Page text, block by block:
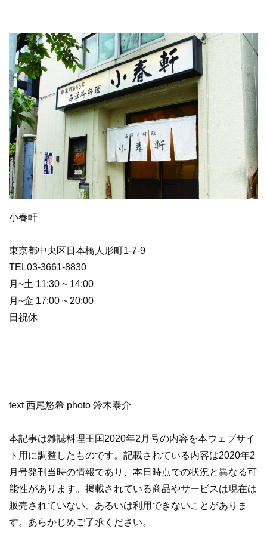
小春軒
東京都中央区日本橋人形町1-7-9
TEL03-3661-8830
月~土 11:30 ~ 14:00
月~金 17:00 ~ 20:00
日祝休
text 西尾悠希 photo 鈴木泰介
本記事は雑誌料理王国2020年2月号の内容を本ウェブサイ
ト用に調整したものです。記載されている内容は2020年2
月号発刊当時の情報であり、本日時点での状況と異なる可
能性があります。掲載されている商品やサービスは現在は
販売されていない、あるいは利用できないことがありま
す。あらかじめご了承ください。